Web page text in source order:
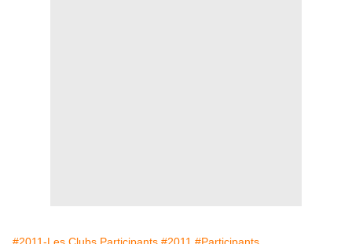
#2011-Les Clubs Participants #2011 #Participants